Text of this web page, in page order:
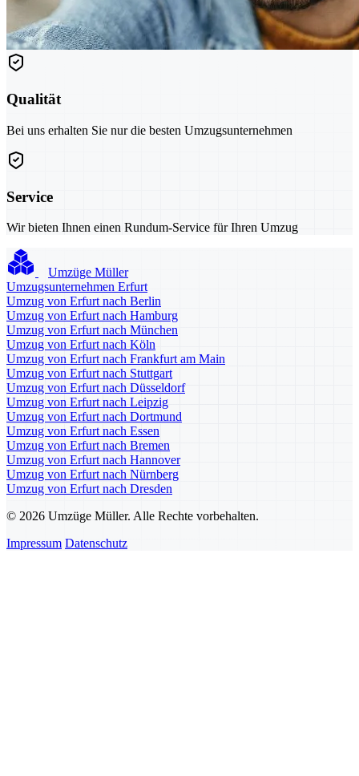
Qualität
Bei uns erhalten Sie nur die besten Umzugsunternehmen
Service
Wir bieten Ihnen einen Rundum-Service für Ihren Umzug
Umzüge Müller
Umzugsunternehmen Erfurt
Umzug von Erfurt nach Berlin
Umzug von Erfurt nach Hamburg
Umzug von Erfurt nach München
Umzug von Erfurt nach Köln
Umzug von Erfurt nach Frankfurt am Main
Umzug von Erfurt nach Stuttgart
Umzug von Erfurt nach Düsseldorf
Umzug von Erfurt nach Leipzig
Umzug von Erfurt nach Dortmund
Umzug von Erfurt nach Essen
Umzug von Erfurt nach Bremen
Umzug von Erfurt nach Hannover
Umzug von Erfurt nach Nürnberg
Umzug von Erfurt nach Dresden
© 2026 Umzüge Müller. Alle Rechte vorbehalten.
Impressum Datenschutz